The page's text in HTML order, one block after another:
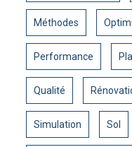
Méthodes
Performance
Qualité
Simulation Sol